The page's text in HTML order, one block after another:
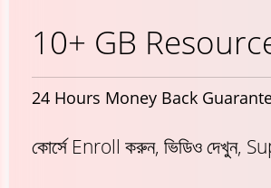
10+ GB
24 Hours Money Back
কোর্সে Enroll করুন, ভিডিও দেখুন,